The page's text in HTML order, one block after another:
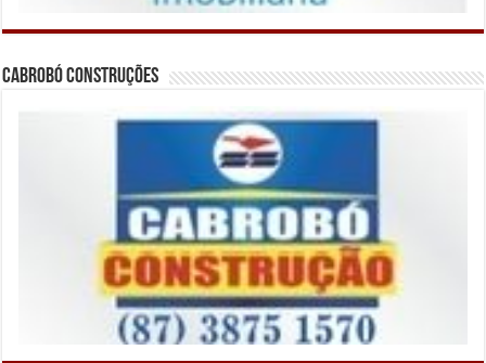
Cabrobó Construções